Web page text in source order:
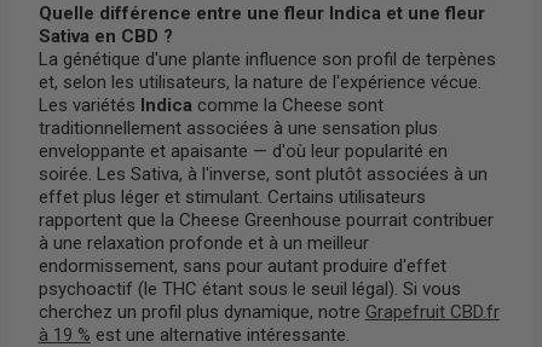
Quelle différence entre une fleur Indica et une fleur
Sativa en CBD ?
La génétique d'une plante influence son profil de terpènes
et, selon les utilisateurs, la nature de l'expérience vécue.
Les variétés Indicacomme la Cheese sont
traditionnellement associées à une sensation plus
enveloppante et apaisante — d'où leur popularité en
soirée. Les Sativa, à l'inverse, sont plutôt associées à un
effet plus léger et stimulant. Certains utilisateurs
rapportent que la Cheese Greenhouse pourrait contribuer
à une relaxation profonde et à un meilleur
endormissement, sans pour autant produire d'effet
psychoactif (le THC étant sous le seuil légal). Si vous
cherchez un profil plus dynamique, notre Grapefruit CBD.fr
à 19 % est une alternative intéressante.